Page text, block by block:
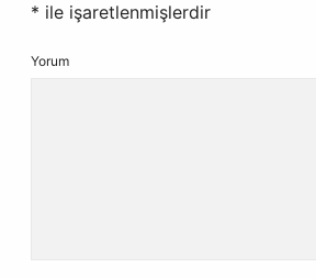
* ile işaretlenmişlerdir
Yorum